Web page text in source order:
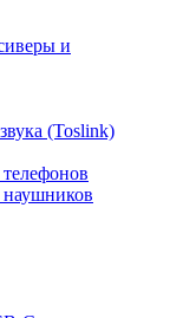
и
(Toslink)
наушников